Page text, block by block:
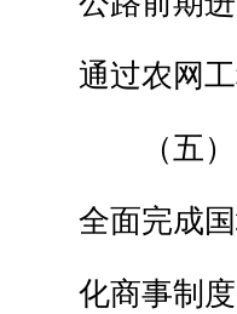
通过农网
（五）
全面完成
化商事制